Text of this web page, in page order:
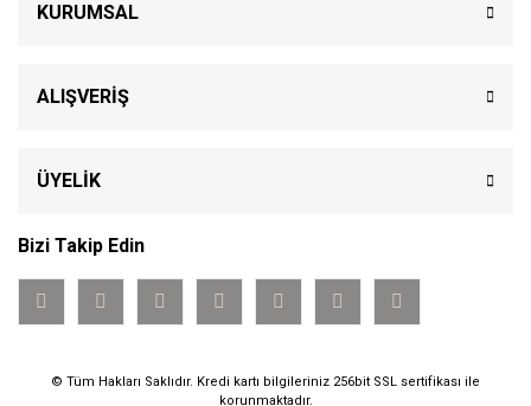
KURUMSAL
ALIŞVERİŞ
ÜYELİK
Bizi Takip Edin
© Tüm Hakları Saklıdır. Kredi kartı bilgileriniz 256bit SSL sertifikası ile
korunmaktadır.